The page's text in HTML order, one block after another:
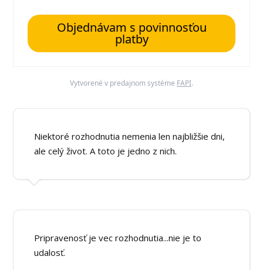
Objednávam s povinnosťou
platby
Vytvorené v predajnom systéme FAPI.
Niektoré rozhodnutia nemenia len najbližšie dni,
ale celý život. A toto je jedno z nich.
Pripravenosť je vec rozhodnutia...nie je to
udalosť.